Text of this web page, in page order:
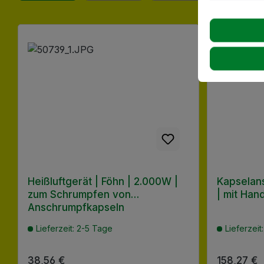
Produktgalerie überspringen
Heißluftgerät | Föhn | 2.000W |
zum Schrumpfen von
Anschrumpfkapseln
Lieferzeit: 2-5 Tage
Regulärer Preis:
38,56 €
| mit
Regulärer
158,27 €